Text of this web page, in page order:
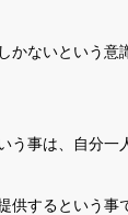
かないという意
う事は、自分一
供するという事